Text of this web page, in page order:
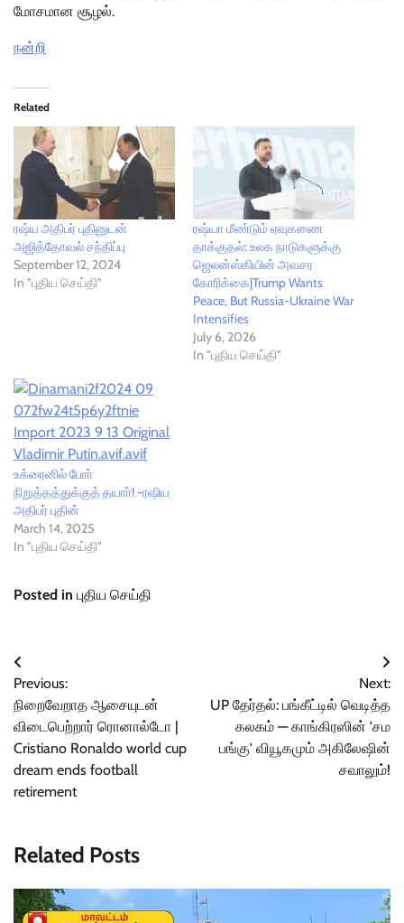
மோசமான சூழல்.
நன்றி
Related
ரஷ்ய அதிபர் புதினுடன்
அஜித்தோவல் சந்திப்பு
September 12, 2024
In "புதிய செய்தி"
ரஷ்யா மீண்டும் ஏவுகணை
தாக்குதல்: உலக நாடுகளுக்கு
ஜெலன்ஸ்கியின் அவசர
கோரிக்கை|Trump Wants
Peace, But Russia-Ukraine War
Intensifies
July 6, 2026
In "புதிய செய்தி"
உக்ரைனில் போா்
நிறுத்தத்துக்குத் தயாா்! -ரஷிய
அதிபர் புதின்
March 14, 2025
In "புதிய செய்தி"
Posted in புதிய செய்தி
Post
navigation
Previous:
நிறைவேறாத ஆசையுடன்
விடைபெற்றார் ரொனால்டோ |
Cristiano Ronaldo world cup
dream ends football
retirement
Next:
UP தேர்தல்: பங்கீட்டில் வெடித்த
கலகம் — காங்கிரஸின் 'சம
பங்கு' வியூகமும் அகிலேஷின்
சவாலும்!
Related Posts